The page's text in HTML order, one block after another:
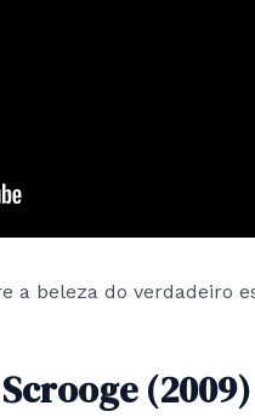
a beleza do verdadeiro
(2009)